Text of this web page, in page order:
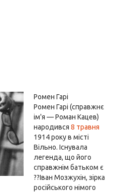
Ромен Гарі
Ромен Гарі (справжнє
ім'я — Роман Кацев)
народився 8 травня
1914 року в місті
Вільно. Існувала
легенда, що його
справжнім батьком є
??Іван Мозжухін, зірка
російського німого